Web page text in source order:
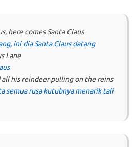
here comes Santa Claus
ini dia Santa Claus datang
Lane
all his reindeer pulling on the reins
semua rusa kutubnya menarik tali